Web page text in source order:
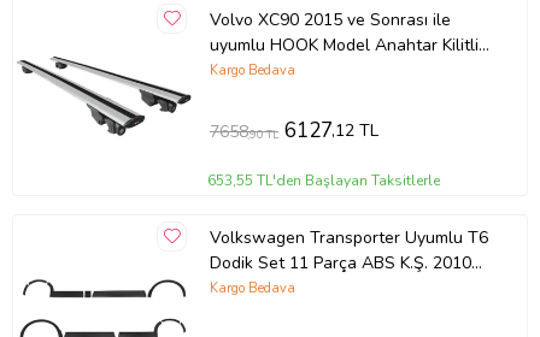
Volvo XC90 2015 ve Sonrası ile
uyumlu HOOK Model Anahtar Kilitli
Ara Atkı Tavan Barı GRİ
Kargo Bedava
7658,90 TL 6127,12 TL
653,55 TL'den Başlayan Taksitlerle
Volkswagen Transporter Uyumlu T6
Dodik Set 11 Parça ABS K.Ş. 2010
2014 Model Aras
Kargo Bedava